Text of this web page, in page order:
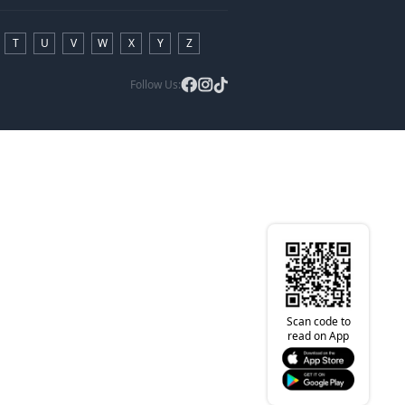
T U V W X Y Z
Follow Us:
Scan code to
read on App